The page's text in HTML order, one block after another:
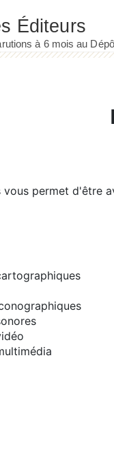
vous permet d'être